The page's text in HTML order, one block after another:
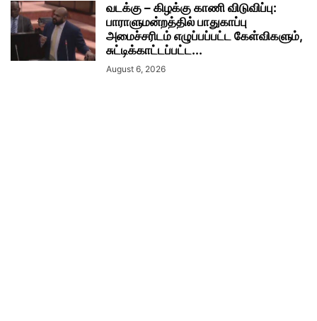
வடக்கு – கிழக்கு காணி விடுவிப்பு:
பாராளுமன்றத்தில் பாதுகாப்பு
அமைச்சரிடம் எழுப்பப்பட்ட கேள்விகளும்,
சுட்டிக்காட்டப்பட்ட...
August 6, 2026